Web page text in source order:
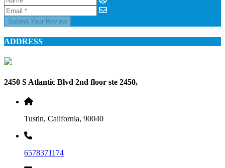
Submit Your Review
ADDRESS
2450 S Atlantic Blvd 2nd floor ste 2450,
Tustin, California, 90040
6578371174